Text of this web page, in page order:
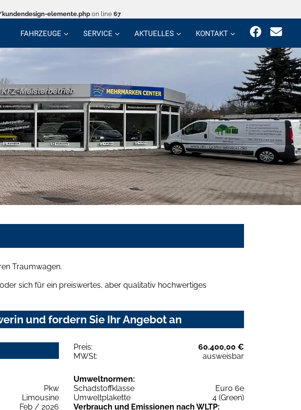
elemente.php on line 67
FAHRZEUGE SERVICE AKTUELLES KONTAKT
Traumwagen.
sich für ein preiswertes, aber qualitativ hochwertiges
und fordern Sie Ihr Angebot an
Preis:
60.400,00 €
MWSt:
ausweisbar
Pkw
Limousine
Feb / 2026
Umweltnormen:
Schadstoffklasse
Euro 6e
Umweltplakette
4 (Green)
Verbrauch und Emissionen nach WLTP: